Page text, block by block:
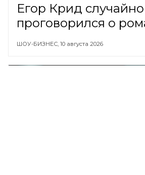
Егор Крид случайно
проговорился о
ШОУ-БИЗНЕС, 10 августа 2026